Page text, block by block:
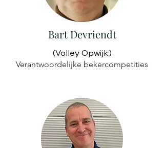
Bart Devriendt
(Volley Opwijk)
Verantwoordelijke bekercompetities